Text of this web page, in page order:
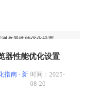
览器性能优化设置
器性能优化设置
指南 - 新 时间：2025-
08-20